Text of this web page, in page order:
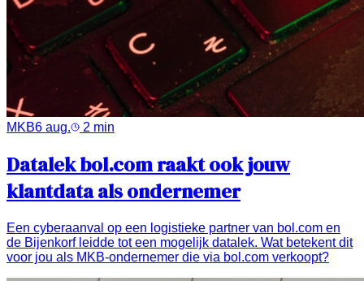
MKB6 aug. 2 min
Datalek bol.com raakt ook jouw
klantdata als ondernemer
Een cyberaanval op een logistieke partner van bol.com en
de Bijenkorf leidde tot een mogelijk datalek. Wat betekent dit
voor jou als MKB-ondernemer die via bol.com verkoopt?